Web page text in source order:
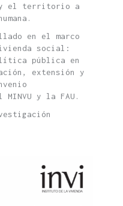
y el territorio a
en el marco
social:
pública en
extensión y
y la FAU.